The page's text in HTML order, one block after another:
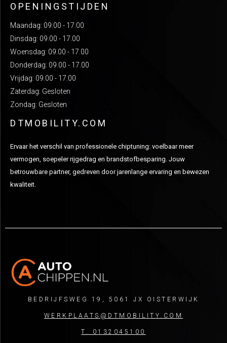
OPENINGSTIJDEN
Maandag: 09:00 - 17:00
Dinsdag: 09.00 - 17.00
Woensdag: 09.00 - 17.00
Donderdag: 09.00 - 17.00
Vrijdag: 09.00 - 17.00
Zaterdag: Gesloten
Zondag: Gesloten
DTMOBILITY.COM
Ervaar het verschil van professionele chiptuning: voelbaar meer
vermogen, soepeler rijgedrag en brandstofbesparing. Jouw
betrouwbare partner, gedreven door jarenlange ervaring en bewezen
kwaliteit.
BEDRIJFSWEG 19, 5061 JX OISTERWIJK
WERKPLAATS@DTMOBILITY.COM
T. 0132045100